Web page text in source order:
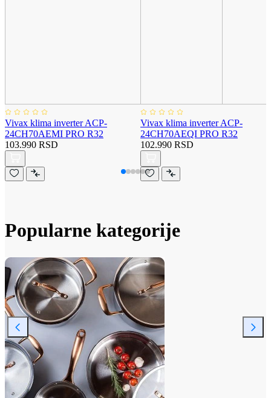
Vivax klima inverter ACP-
24CH70AEMI PRO R32
103.990 RSD
Vivax klima inverter ACP-
24CH70AEQI PRO R32
102.990 RSD
Popularne kategorije